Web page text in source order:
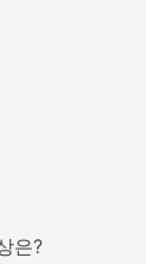
은?